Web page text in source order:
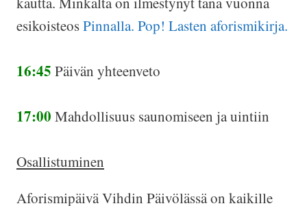
esikoisteosPinnalla. Pop! Lasten aforismikirja.
16:45 Päivän yhteenveto
17:00 Mahdollisuus saunomiseen ja uintiin
Osallistuminen
Aforismipäivä Vihdin Päivölässä on kaikille